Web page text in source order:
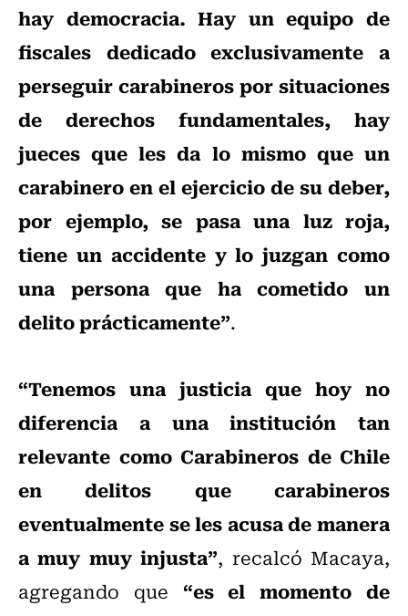
hay democracia. Hay un equipo de
fiscales dedicado exclusivamente a
perseguir carabineros por situaciones
de derechos fundamentales, hay
jueces que les da lo mismo que un
carabinero en el ejercicio de su deber,
por ejemplo, se pasa una luz roja,
tiene un accidente y lo juzgan como
una persona que ha cometido un
delito prácticamente”.
“Tenemos una justicia que hoy no
diferencia a una institución tan
relevante como Carabineros de Chile
en delitos que carabineros
eventualmente se les acusa de manera
a muy muy injusta”, recalcó Macaya,
agregando que “es el momento de